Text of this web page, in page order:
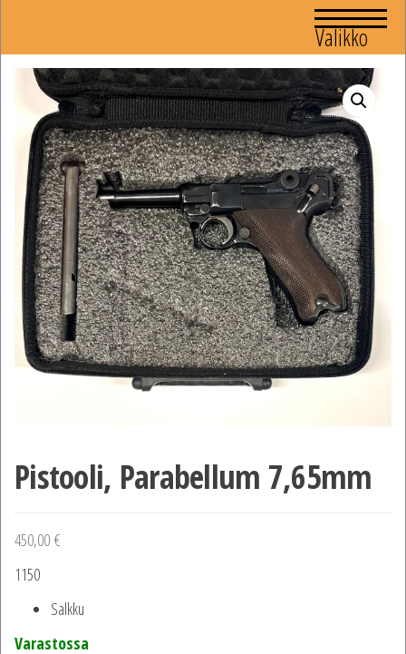
Valikko
Pistooli, Parabellum 7,65mm
450,00 €
1150
Salkku
Varastossa